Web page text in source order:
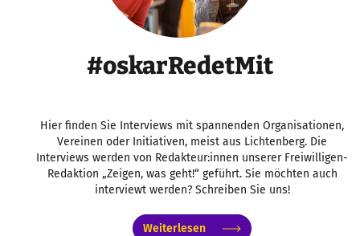
#oskarRedetMit
Hier finden Sie Interviews mit spannenden Organisationen,
Vereinen oder Initiativen, meist aus Lichtenberg. Die
Interviews werden von Redakteur:innen unserer Freiwilligen-
Redaktion „Zeigen, was geht!“ geführt. Sie möchten auch
interviewt werden? Schreiben Sie uns!
Weiterlesen